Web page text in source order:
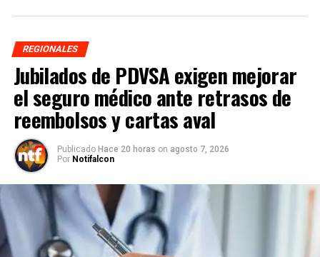
REGIONALES
Jubilados de PDVSA exigen mejorar
el seguro médico ante retrasos de
reembolsos y cartas aval
Publicado Hace 20 horas on agosto 7, 2026
Por Notifalcon